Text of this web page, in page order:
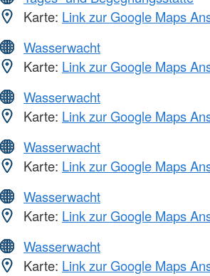
Karte: Link zur Google Maps
Wasserwacht
Karte: Link zur Google Maps
Wasserwacht
Karte: Link zur Google Maps
Wasserwacht
Karte: Link zur Google Maps
Wasserwacht
Karte: Link zur Google Maps
Wasserwacht
Karte: Link zur Google Maps